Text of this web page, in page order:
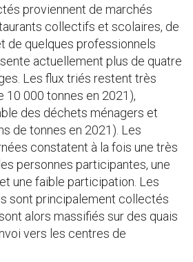
proviennent de marchés
collectifs et scolaires, de
de quelques professionnels
actuellement plus de quatre
Les flux triés restent très
10 000 tonnes en 2021),
des déchets ménagers et
de tonnes en 2021). Les
constatent à la fois une très
personnes participantes, une
une faible participation. Les
sont principalement collectés
alors massifiés sur des quais
vers les centres de